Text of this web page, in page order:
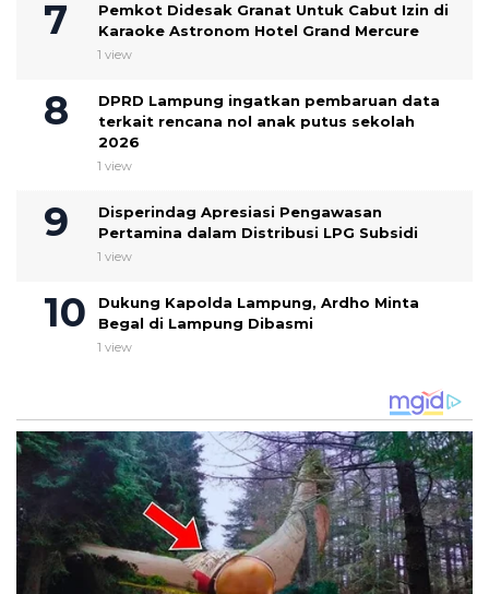
Pemkot Didesak Granat Untuk Cabut Izin di
Karaoke Astronom Hotel Grand Mercure
1 view
DPRD Lampung ingatkan pembaruan data
terkait rencana nol anak putus sekolah
2026
1 view
Disperindag Apresiasi Pengawasan
Pertamina dalam Distribusi LPG Subsidi
1 view
Dukung Kapolda Lampung, Ardho Minta
Begal di Lampung Dibasmi
1 view